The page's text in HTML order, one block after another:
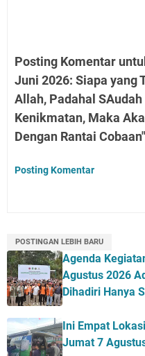
Posting Komentar
Juni 2026: Siapa yang
Allah, Padahal
Kenikmatan, Maka
Dengan Rantai Cobaan"
Posting Komentar
POSTINGAN LEBIH BARU
Agenda
Agustus 2026
Dihadiri Hanya
Ini Empat
Jumat 7